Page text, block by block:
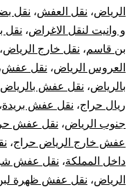
الرياض، نقل العفش، نقل
و وانيت لنقل الاغراض، نقل
بن قاسم، نقل خارج الرياض،
العروس الرياض، نقل عفش
بالرياض، نقل عفش بالرياض 200 ريال
ريال حراج، نقل عفش بريدة،
جنوب الرياض، نقل عفش
عفش خارج الرياض حراج،
داخل المملكة، نقل عفش
الرياض، نقل عفش ظهرة